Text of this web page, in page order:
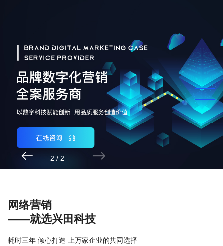

2 / 2

网络营销
——就选兴田科技
耗时三年 倾心打造 上万家企业的共同选择